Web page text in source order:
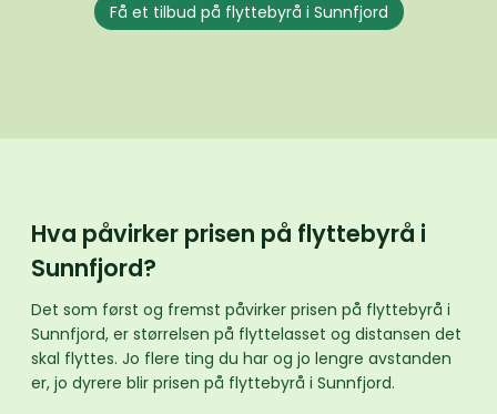
Få et tilbud på flyttebyrå i Sunnfjord
Hva påvirker prisen på flyttebyrå i
Sunnfjord?
Det som først og fremst påvirker prisen på flyttebyrå i
Sunnfjord, er størrelsen på flyttelasset og distansen det
skal flyttes. Jo flere ting du har og jo lengre avstanden
er, jo dyrere blir prisen på flyttebyrå i Sunnfjord.